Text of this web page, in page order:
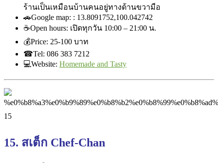
ร้านเป็นเหมือนบ้านคนอยู่ทางด้านขวามือ
🚗Google map: : 13.8091752,100.042742
☕Open hours: เปิดทุกวัน 10:00 – 21:00 น.
💰Price: ‎25-100 บาท
☎Tel: 086 383 7212
💻Website: Homemade and Tasty
15. สเต็ก Chef-Chan